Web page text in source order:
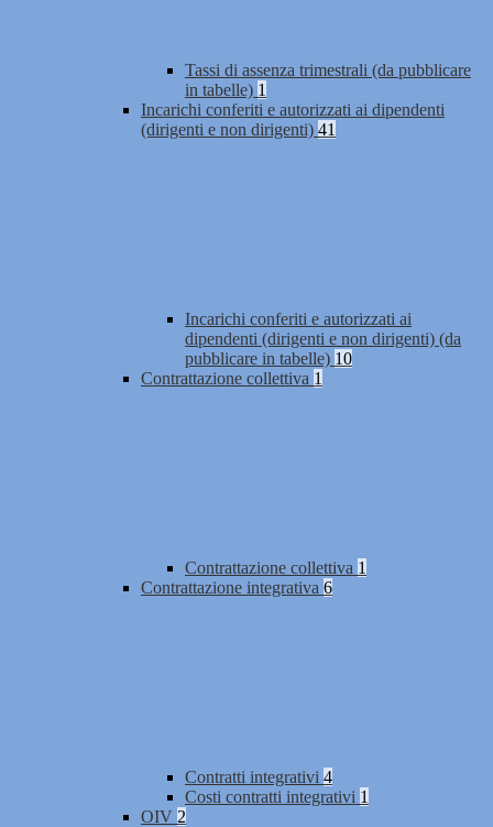
Tassi di assenza trimestrali (da pubblicare
in tabelle) 1
Incarichi conferiti e autorizzati ai dipendenti
(dirigenti e non dirigenti) 41
Incarichi conferiti e autorizzati ai
dipendenti (dirigenti e non dirigenti) (da
pubblicare in tabelle) 10
Contrattazione collettiva 1
Contrattazione collettiva 1
Contrattazione integrativa 6
Contratti integrativi 4
Costi contratti integrativi 1
OIV 2